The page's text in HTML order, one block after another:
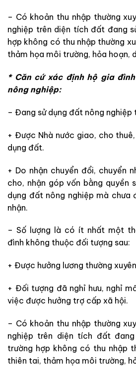
– Có khoản thu nhập thường
nghiệp trên diện tích đất đang
hợp không có thu nhập thường
thảm họa môi trường, hỏa hoạn,
* Căn cứ xác định hộ gia
nông nghiệp:
– Đang sử dụng đất nông nghiệp
+ Được Nhà nước giao, cho
dụng đất.
+ Do nhận chuyển đổi, chuyển
cho, nhận góp vốn bằng quyền
dụng đất nông nghiệp mà chưa
nhận.
– Số lượng là có ít nhất một
đình không thuộc đối tượng sau:
+ Được hưởng lương thường
+ Đối tượng đã nghỉ hưu, nghỉ
việc được hưởng trợ cấp xã hội.
– Có khoản thu nhập thường
nghiệp trên diện tích đất
trường hợp không có thu nhập
thiên tai, thảm họa môi trường,